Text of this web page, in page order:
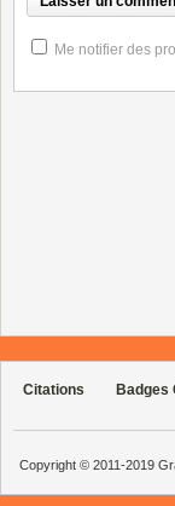
Me notifier des
Citations Badges
Copyright © 2011-2019